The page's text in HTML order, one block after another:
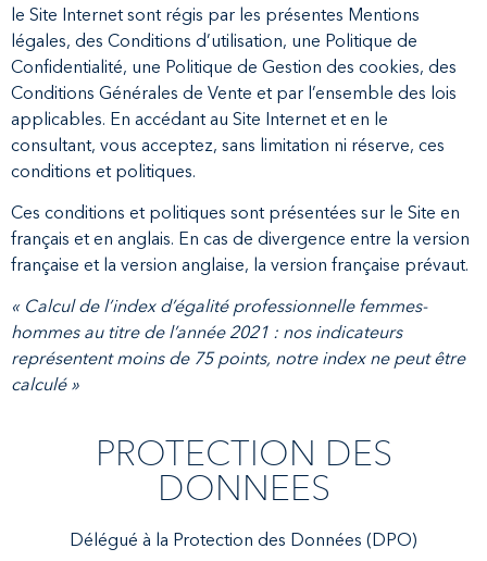
le Site Internet sont régis par les présentes Mentions
légales, des Conditions d’utilisation, une Politique de
Confidentialité, une Politique de Gestion des cookies, des
Conditions Générales de Vente et par l’ensemble des lois
applicables. En accédant au Site Internet et en le
consultant, vous acceptez, sans limitation ni réserve, ces
conditions et politiques.
Ces conditions et politiques sont présentées sur le Site en
français et en anglais. En cas de divergence entre la version
française et la version anglaise, la version française prévaut.
« Calcul de l’index d’égalité professionnelle femmes-
hommes au titre de l’année 2021 : nos indicateurs
représentent moins de 75 points, notre index ne peut être
calculé »
PROTECTION DES
DONNEES
Délégué à la Protection des Données (DPO)